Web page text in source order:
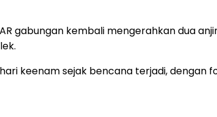
gabungan kembali mengerahkan dua
keenam sejak bencana terjadi,